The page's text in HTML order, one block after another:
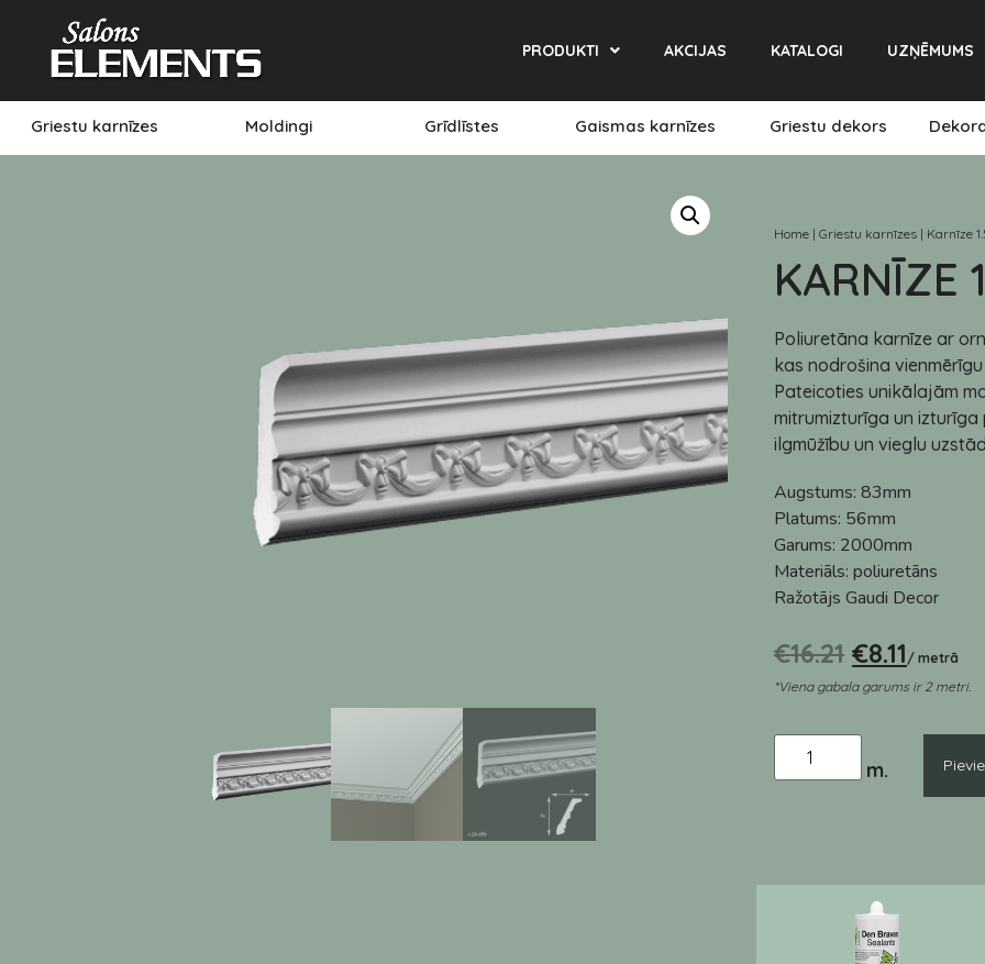
PRODUKTI AKCIJAS KATALOGI UZŅĒMUMS
Griestu karnīzes Moldingi Grīdlīstes Gaismas karnīzes Griestu dekors
Home | Griestu karnīzes | Karnīze
KARNĪZE
Poliuretāna karnīze ar
kas nodrošina
Pateicoties unikālajām
mitrumizturīga un
ilgmūžību un vieglu
Augstums: 83mm
Platums: 56mm
Garums: 2000mm
Materiāls: poliuretāns
Ražotājs Gaudi Decor
€16.21 €8.11 / metrā
*Viena gabala garums ir 2 metri.